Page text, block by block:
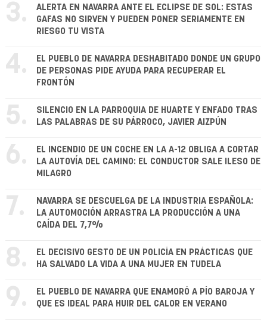
3.
ALERTA EN NAVARRA ANTE EL ECLIPSE DE SOL: ESTAS
GAFAS NO SIRVEN Y PUEDEN PONER SERIAMENTE EN
RIESGO TU VISTA
4.
EL PUEBLO DE NAVARRA DESHABITADO DONDE UN GRUPO
DE PERSONAS PIDE AYUDA PARA RECUPERAR EL
FRONTÓN
5.
SILENCIO EN LA PARROQUIA DE HUARTE Y ENFADO TRAS
LAS PALABRAS DE SU PÁRROCO, JAVIER AIZPÚN
6.
EL INCENDIO DE UN COCHE EN LA A-12 OBLIGA A CORTAR
LA AUTOVÍA DEL CAMINO: EL CONDUCTOR SALE ILESO DE
MILAGRO
7.
NAVARRA SE DESCUELGA DE LA INDUSTRIA ESPAÑOLA:
LA AUTOMOCIÓN ARRASTRA LA PRODUCCIÓN A UNA
CAÍDA DEL 7,7%
8.
EL DECISIVO GESTO DE UN POLICÍA EN PRÁCTICAS QUE
HA SALVADO LA VIDA A UNA MUJER EN TUDELA
9.
EL PUEBLO DE NAVARRA QUE ENAMORÓ A PÍO BAROJA Y
QUE ES IDEAL PARA HUIR DEL CALOR EN VERANO